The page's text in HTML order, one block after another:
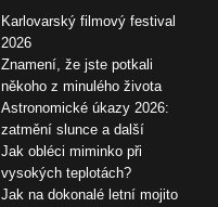
Karlovarský filmový festival
2026
Znamení, že jste potkali
někoho z minulého života
Astronomické úkazy 2026:
zatmění slunce a další
Jak obléci miminko při
vysokých teplotách?
Jak na dokonalé letní mojito